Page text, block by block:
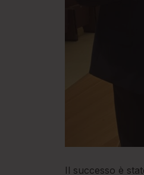
Il successo è